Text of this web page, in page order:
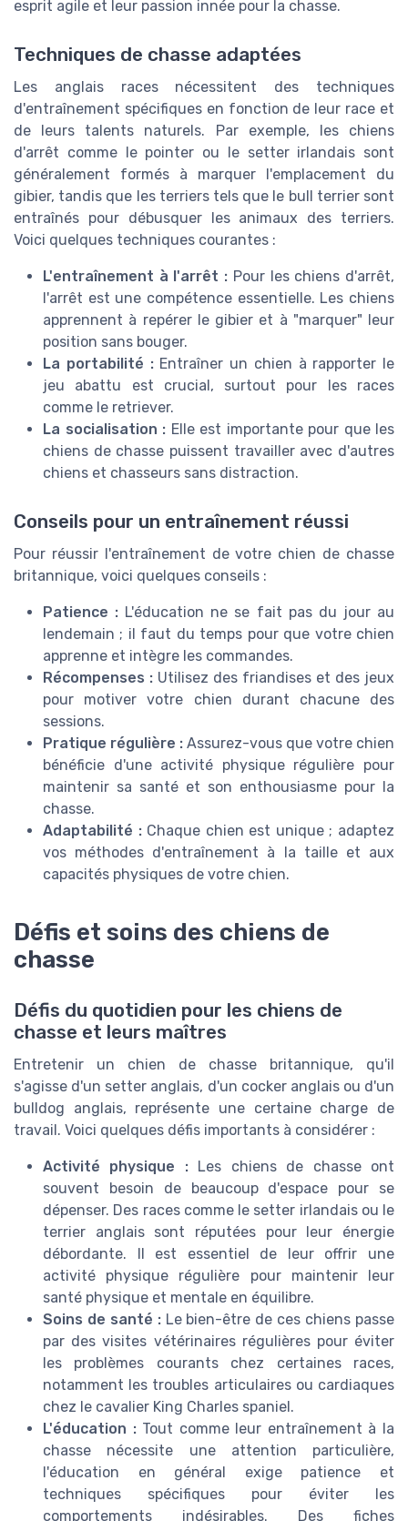
esprit agile et leur passion innée pour la chasse.
Techniques de chasse adaptées
Les anglais races nécessitent des techniques
d'entraînement spécifiques en fonction de leur race et
de leurs talents naturels. Par exemple, les chiens
d'arrêt comme le pointer ou le setter irlandais sont
généralement formés à marquer l'emplacement du
gibier, tandis que les terriers tels que le bull terrier sont
entraînés pour débusquer les animaux des terriers.
Voici quelques techniques courantes :
L'entraînement à l'arrêt : Pour les chiens d'arrêt,
l'arrêt est une compétence essentielle. Les chiens
apprennent à repérer le gibier et à "marquer" leur
position sans bouger.
La portabilité :Entraîner un chien à rapporter le
jeu abattu est crucial, surtout pour les races
comme le retriever.
La socialisation : Elle est importante pour que les
chiens de chasse puissent travailler avec d'autres
chiens et chasseurs sans distraction.
Conseils pour un entraînement réussi
Pour réussir l'entraînement de votre chien de chasse
britannique, voici quelques conseils :
Patience : L'éducation ne se fait pas du jour au
lendemain ; il faut du temps pour que votre chien
apprenne et intègre les commandes.
Récompenses : Utilisez des friandises et des jeux
pour motiver votre chien durant chacune des
sessions.
Pratique régulière : Assurez-vous que votre chien
bénéficie d'une activité physique régulière pour
maintenir sa santé et son enthousiasme pour la
chasse.
Adaptabilité :Chaque chien est unique ; adaptez
vos méthodes d'entraînement à la taille et aux
capacités physiques de votre chien.
Défis et soins des chiens de
chasse
Défis du quotidien pour les chiens de
chasse et leurs maîtres
Entretenir un chien de chasse britannique, qu'il
s'agisse d'un setter anglais, d'un cocker anglais ou d'un
bulldog anglais, représente une certaine charge de
travail. Voici quelques défis importants à considérer :
Activité physique :Les chiens de chasse ont
souvent besoin de beaucoup d'espace pour se
dépenser. Des races comme le setter irlandais ou le
terrier anglais sont réputées pour leur énergie
débordante. Il est essentiel de leur offrir une
activité physique régulière pour maintenir leur
santé physique et mentale en équilibre.
Soins de santé :Le bien-être de ces chiens passe
par des visites vétérinaires régulières pour éviter
les problèmes courants chez certaines races,
notamment les troubles articulaires ou cardiaques
chez le cavalier King Charles spaniel.
L'éducation :Tout comme leur entraînement à la
chasse nécessite une attention particulière,
l'éducation en général exige patience et
techniques spécifiques pour éviter les
comportements indésirables. Des fiches